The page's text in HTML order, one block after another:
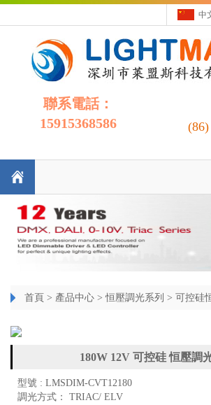
中
聯系電話：
15915368586
(86)
首頁 > 產品中心 >恒壓調光系列 > 可控硅
180W 12V 可控硅 恒壓調
型號 : LMSDIM-CVT12180
調光方式： TRIAC/ ELV